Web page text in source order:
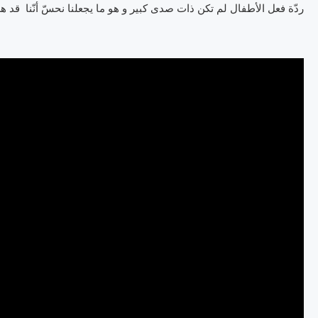
ردّة فعل الأطفال لم تكن ذات صدى كبير و هو ما يجعلنا نحسّ أنّنا قد